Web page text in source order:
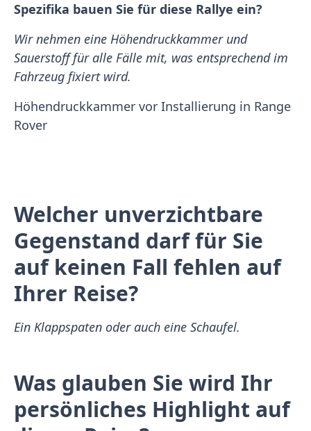
Spezifika bauen Sie für diese Rallye ein?
Wir nehmen eine Höhendruckkammer und
Sauerstoff für alle Fälle mit, was entsprechend im
Fahrzeug fixiert wird.
Höhendruckkammer vor Installierung in Range
Rover
Welcher unverzichtbare
Gegenstand darf für Sie
auf keinen Fall fehlen auf
Ihrer Reise?
Ein Klappspaten oder auch eine Schaufel.
Was glauben Sie wird Ihr
persönliches Highlight auf